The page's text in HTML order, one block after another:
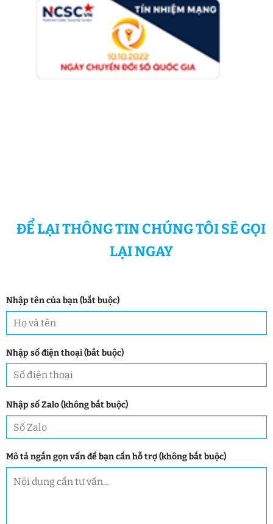
ĐỂ LẠI THÔNG TIN CHÚNG TÔI SẼ GỌI
LẠI NGAY
Nhập tên của bạn (bắt buộc)
Nhập số điện thoại (bắt buộc)
Nhập số Zalo (không bắt buộc)
Mô tả ngắn gọn vấn đề bạn cần hỗ trợ (không bắt buộc)